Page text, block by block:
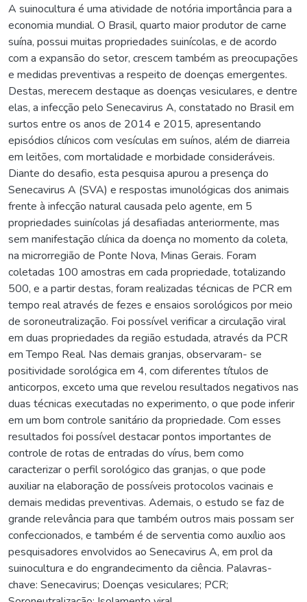
A suinocultura é uma atividade de notória importância para a
economia mundial. O Brasil, quarto maior produtor de carne
suína, possui muitas propriedades suinícolas, e de acordo
com a expansão do setor, crescem também as preocupações
e medidas preventivas a respeito de doenças emergentes.
Destas, merecem destaque as doenças vesiculares, e dentre
elas, a infecção pelo Senecavirus A, constatado no Brasil em
surtos entre os anos de 2014 e 2015, apresentando
episódios clínicos com vesículas em suínos, além de diarreia
em leitões, com mortalidade e morbidade consideráveis.
Diante do desafio, esta pesquisa apurou a presença do
Senecavirus A (SVA) e respostas imunológicas dos animais
frente à infecção natural causada pelo agente, em 5
propriedades suinícolas já desafiadas anteriormente, mas
sem manifestação clínica da doença no momento da coleta,
na microrregião de Ponte Nova, Minas Gerais. Foram
coletadas 100 amostras em cada propriedade, totalizando
500, e a partir destas, foram realizadas técnicas de PCR em
tempo real através de fezes e ensaios sorológicos por meio
de soroneutralização. Foi possível verificar a circulação viral
em duas propriedades da região estudada, através da PCR
em Tempo Real. Nas demais granjas, observaram- se
positividade sorológica em 4, com diferentes títulos de
anticorpos, exceto uma que revelou resultados negativos nas
duas técnicas executadas no experimento, o que pode inferir
em um bom controle sanitário da propriedade. Com esses
resultados foi possível destacar pontos importantes de
controle de rotas de entradas do vírus, bem como
caracterizar o perfil sorológico das granjas, o que pode
auxiliar na elaboração de possíveis protocolos vacinais e
demais medidas preventivas. Ademais, o estudo se faz de
grande relevância para que também outros mais possam ser
confeccionados, e também é de serventia como auxílio aos
pesquisadores envolvidos ao Senecavirus A, em prol da
suinocultura e do engrandecimento da ciência. Palavras-
chave: Senecavirus; Doenças vesiculares; PCR;